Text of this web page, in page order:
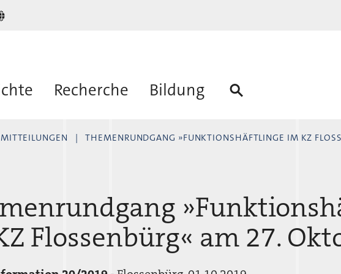
Recherche Bildung
THEMENRUNDGANG »FUNKTIONSHÄFTLINGE IM KZ
Flossenbürg« am 27.